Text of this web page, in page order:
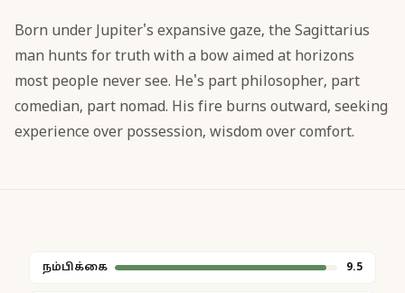
Born under Jupiter's expansive gaze, the Sagittarius
man hunts for truth with a bow aimed at horizons
most people never see. He's part philosopher, part
comedian, part nomad. His fire burns outward, seeking
experience over possession, wisdom over comfort.
நம்பிக்கை 9.5